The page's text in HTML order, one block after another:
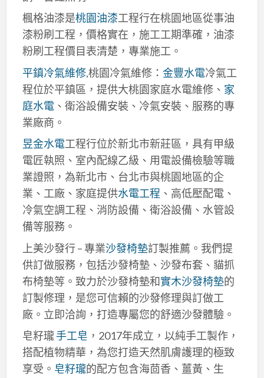
楓格油漆是桃園油漆工程行在桃園地區從事油
漆粉刷工程，價格實在，施工工期準確，油漆
粉刷工程價目表清楚，專業施工。
平鎮冷氣維修,桃園冷氣維修： 金豐水電冷氣工
程位於平鎮區，提供大桃園家庭水電維修、 家
庭水電、衛浴設備安裝、冷氣安裝、服務的專
業廠商。
昱金水電工程行位於新北市新莊區，具有甲級
電匠執照、室內配線乙級、用電設備檢驗等職
業證照，為新北市、台北市與桃園地區的企
業、工廠、家庭提供水電工程 、高低壓配電、
冷氣空調工程、消防設備、衛浴設備、水管設
備等服務。
上美沙發行 – 專業沙發椅墊訂製推薦。我們提
供訂做服務，包括沙發椅墊、沙發布套、貓抓
布椅墊等。致力於沙發椅墊和實木沙發椅墊的
訂製修理，是您可信賴的沙發修理與訂做工
廠。立即洽詢，打造專屬您的舒適沙發體驗。
皂籽瓏手工皂 ，2017年成立，以純手工製作，
搭配植物精華，為您打造天然肌膚護理的極致
享受。 皂籽瓏的配方包含海茴香、薑黃、生